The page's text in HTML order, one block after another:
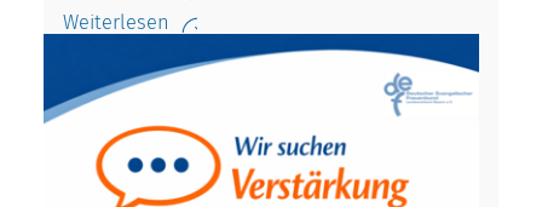
Weiterlesen